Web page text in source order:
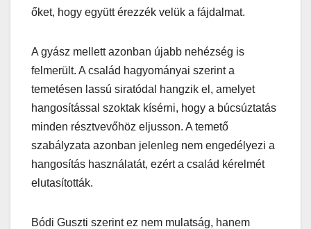
őket, hogy együtt érezzék velük a fájdalmat.
A gyász mellett azonban újabb nehézség is
felmerült. A család hagyományai szerint a
temetésen lassú siratódal hangzik el, amelyet
hangosítással szoktak kísérni, hogy a búcsúztatás
minden résztvevőhöz eljusson. A temető
szabályzata azonban jelenleg nem engedélyezi a
hangosítás használatát, ezért a család kérelmét
elutasították.
Bódi Guszti szerint ez nem mulatság, hanem